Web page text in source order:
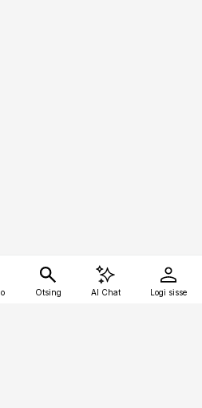
Otsing AI Chat Logi sisse